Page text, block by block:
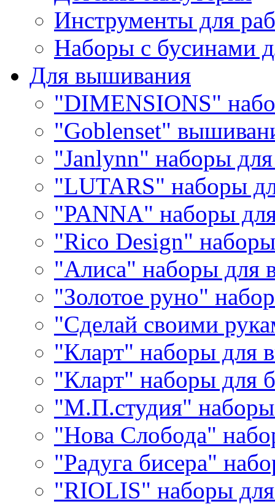
Инструменты для
Наборы с бусинами
Для вышивания
"DIMENSIONS"
"Goblenset"
"Janlynn" наборы
"LUTARS" наборы
"PANNA" наборы
"Rico Design"
"Алиса" наборы для
"Золотое руно"
"Сделай своими
"Кларт" наборы для
"Кларт" наборы для
"М.П.студия"
"Нова Слобода"
"Радуга бисера"
"RIOLIS" наборы